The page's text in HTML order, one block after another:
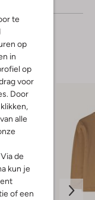
te
op
in
op
voor
Door
alle
de
kun je
of een